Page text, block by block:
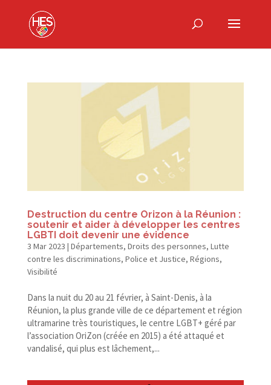
Destruction du centre Orizon à la Réunion :
soutenir et aider à développer les centres
LGBTI doit devenir une évidence
3 Mar 2023 | Départements, Droits des personnes, Lutte
contre les discriminations, Police et Justice, Régions,
Visibilité
Dans la nuit du 20 au 21 février, à Saint-​Denis, à la
Réunion, la plus grande ville de ce département et région
ultramarine très touristiques, le centre LGBT+ géré par
l’association OriZon (créée en 2015) a été attaqué et
vandalisé, qui plus est lâchement,...